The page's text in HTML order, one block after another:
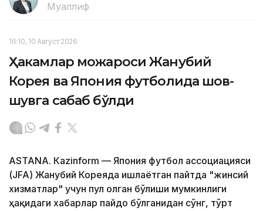
Муаллиф
16:10, 10 Август 2026
Ҳакамлар можароси Жанубий
Корея ва Япония футболида шов-
шувга сабаб бўлди
ASTANА. Кazinform — Япония футбол ассоциацияси
(JFA) Жанубий Кореяда ишлаётган пайтда "жинсий
хизматлар" учун пул олган бўлиши мумкинлиги
ҳақидаги хабарлар пайдо бўлганидан сўнг, тўрт